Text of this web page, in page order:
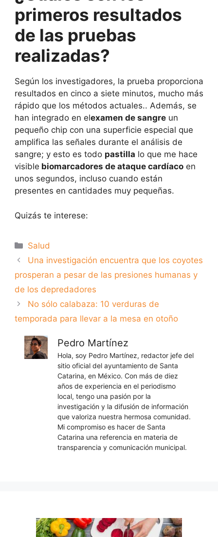
primeros resultados
de las pruebas
realizadas?
Según los investigadores, la prueba proporciona
resultados en cinco a siete minutos, mucho más
rápido que los métodos actuales.. Además, se
han integrado en elexamen de sangre un
pequeño chip con una superficie especial que
amplifica las señales durante el análisis de
sangre; y esto es todo pastilla lo que me hace
visible biomarcadores de ataque cardíaco en
unos segundos, incluso cuando están
presentes en cantidades muy pequeñas.
Quizás te interese:
Categorías
Salud
Una investigación encuentra que los coyotes
prosperan a pesar de las presiones humanas y
de los depredadores
No sólo calabaza: 10 verduras de
temporada para llevar a la mesa en otoño
Pedro Martínez
Hola, soy Pedro Martínez, redactor jefe del
sitio oficial del ayuntamiento de Santa
Catarina, en México. Con más de diez
años de experiencia en el periodismo
local, tengo una pasión por la
investigación y la difusión de información
que valoriza nuestra hermosa comunidad.
Mi compromiso es hacer de Santa
Catarina una referencia en materia de
transparencia y comunicación municipal.